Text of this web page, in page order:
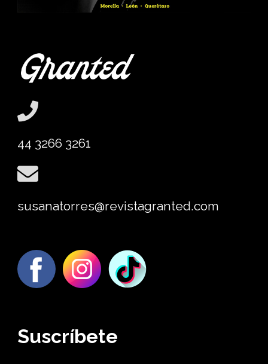
44 3266 3261
susanatorres@revistagranted.com
Suscríbete